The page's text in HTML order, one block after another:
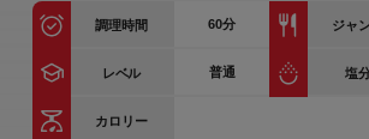
調理時間 60分 ジャ
レベル 普通 塩
カロリー